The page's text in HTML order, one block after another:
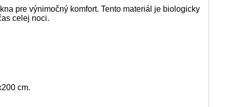
pre výnimočný komfort. Tento materiál je biologicky
celej noci.
cm.